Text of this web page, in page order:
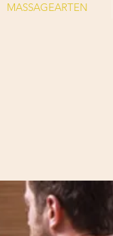
MASSAGEARTEN